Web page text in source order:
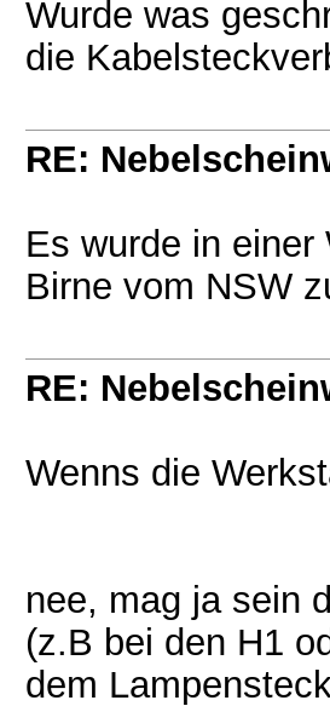
Wurde was
die
RE:
Es wurde in
Birne vom NSW
RE:
Wenns die
nee, mag ja sein
(z.B bei den H1
dem